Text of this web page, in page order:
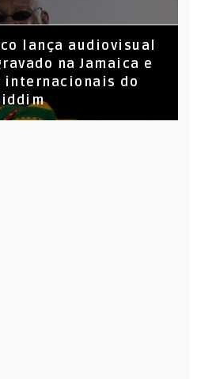
lança audiovisual
na Jamaica e
internacionais do
DJ Raíz e DJ